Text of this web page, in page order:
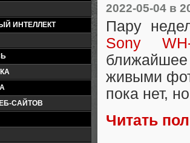
ИНТЕЛЛЕКТ
САЙТОВ
2022-05-04 в
Пару
Sony WH-
живыми
пока нет,
Читать